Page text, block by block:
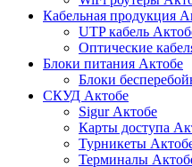
Кабельная продукция
UTP кабель
Оптические
Блоки питания Актобе
Блоки
СКУД Актобе
Sigur Актобе
Карты доступа
Турникеты
Терминалы